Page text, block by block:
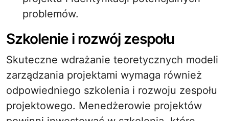
problemów.
Szkolenie i rozwój zespołu
Skuteczne wdrażanie teoretycznych modeli
zarządzania projektami wymaga również
odpowiedniego szkolenia i rozwoju zespołu
projektowego. Menedżerowie projektów